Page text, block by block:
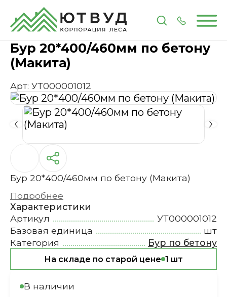
ГлавнаяКаталогИнструменты и расходные
Бур 20*400/460мм по бетону
(Макита)
Арт: УТ000001012
Бур 20*400/460мм по бетону (Макита)
Подробнее
Характеристики
Артикул
УТ000001012
Базовая единица
шт
Категория
Бур по бетону
На складе по старой цене 1 шт
В наличии